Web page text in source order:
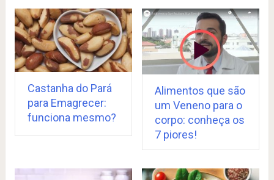
Castanha do Pará
para Emagrecer:
funciona mesmo?
Alimentos que são
um Veneno para o
corpo: conheça os
7 piores!